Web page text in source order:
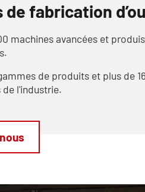
de fabrication
machines avancées et
de produits et plus de
l'industrie.